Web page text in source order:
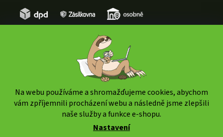
Na webu používáme a shromažďujeme cookies, abychom
vám zpříjemnili procházení webu a následně jsme zlepšili
naše služby a funkce e-shopu.
Nastavení
www.weedshop.cz